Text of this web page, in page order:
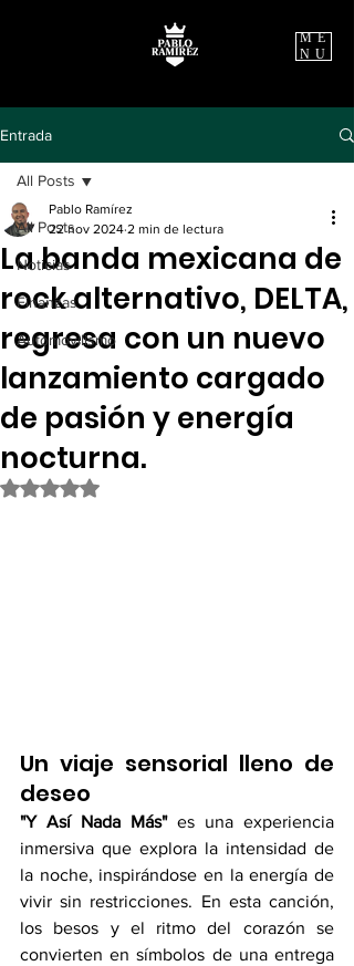
ME
NU
Entrada
All Posts
Noticias
Finanzas
Automovilismo
All Posts
La banda mexicana de
rock alternativo, DELTA,
regresa con un nuevo
lanzamiento cargado
de pasión y energía
nocturna.
Pablo Ramírez
22 nov 2024 2 min de lectura
Obtuvo NaN de 5 estrellas.
Un viaje sensorial lleno de
deseo
"Y Así Nada Más" es una experiencia
inmersiva que explora la intensidad de
la noche, inspirándose en la energía de
vivir sin restricciones. En esta canción,
los besos y el ritmo del corazón se
convierten en símbolos de una entrega